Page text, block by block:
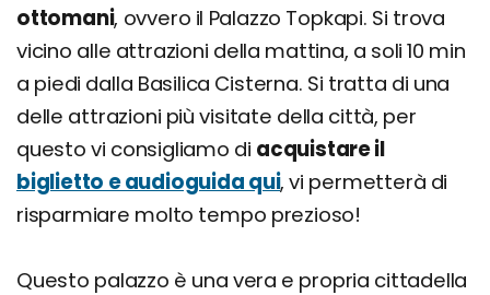
ottomani, ovvero il Palazzo Topkapi. Si trova
vicino alle attrazioni della mattina, a soli 10 min
a piedi dalla Basilica Cisterna. Si tratta di una
delle attrazioni più visitate della città, per
questo vi consigliamo di acquistare il
biglietto e audioguida qui, vi permetterà di
risparmiare molto tempo prezioso!
Questo palazzo è una vera e propria cittadella